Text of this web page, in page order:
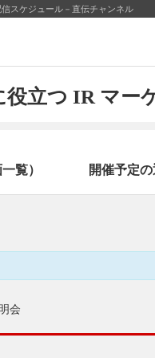
スケジュール－直伝チャンネル
役立つ IR マ
覧） 開催予定の
会